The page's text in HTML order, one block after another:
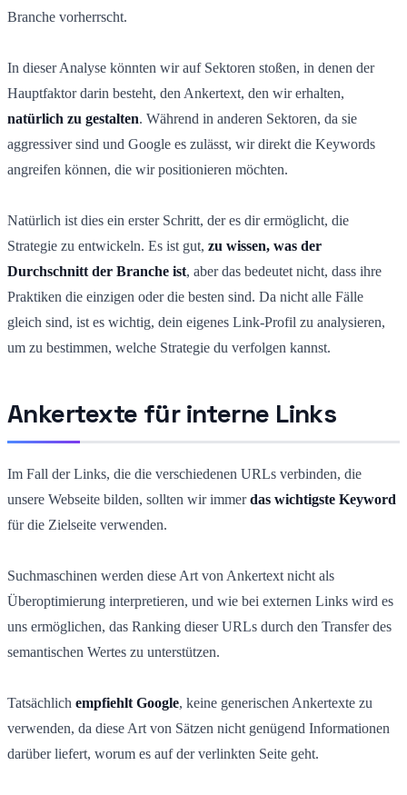
Branche vorherrscht.
In dieser Analyse könnten wir auf Sektoren stoßen, in denen der
Hauptfaktor darin besteht, den Ankertext, den wir erhalten,
natürlich zu gestalten. Während in anderen Sektoren, da sie
aggressiver sind und Google es zulässt, wir direkt die Keywords
angreifen können, die wir positionieren möchten.
Natürlich ist dies ein erster Schritt, der es dir ermöglicht, die
Strategie zu entwickeln. Es ist gut, zu wissen, was der
Durchschnitt der Branche ist, aber das bedeutet nicht, dass ihre
Praktiken die einzigen oder die besten sind. Da nicht alle Fälle
gleich sind, ist es wichtig, dein eigenes Link-Profil zu analysieren,
um zu bestimmen, welche Strategie du verfolgen kannst.
Ankertexte für interne Links
Im Fall der Links, die die verschiedenen URLs verbinden, die
unsere Webseite bilden, sollten wir immerdas wichtigste Keyword
für die Zielseite verwenden.
Suchmaschinen werden diese Art von Ankertext nicht als
Überoptimierung interpretieren, und wie bei externen Links wird es
uns ermöglichen, das Ranking dieser URLs durch den Transfer des
semantischen Wertes zu unterstützen.
Tatsächlich empfiehlt Google, keine generischen Ankertexte zu
verwenden, da diese Art von Sätzen nicht genügend Informationen
darüber liefert, worum es auf der verlinkten Seite geht.